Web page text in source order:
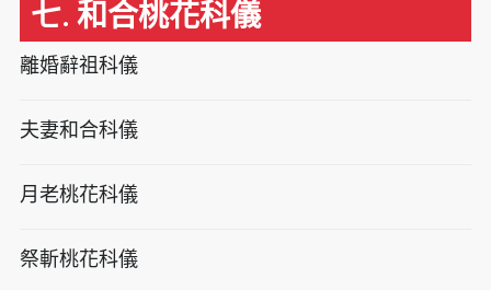
七. 和合桃花科儀
離婚辭祖科儀
夫妻和合科儀
月老桃花科儀
祭斬桃花科儀